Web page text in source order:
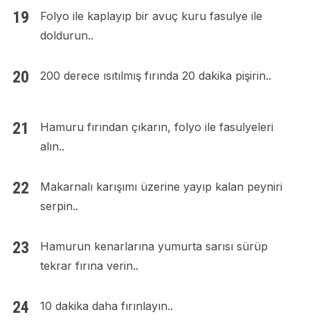
Folyo ile kaplayıp bir avuç kuru fasulye ile
doldurun..
200 derece ısıtılmış fırında 20 dakika pişirin..
Hamuru fırından çıkarın, folyo ile fasulyeleri
alın..
Makarnalı karışımı üzerine yayıp kalan peyniri
serpin..
Hamurun kenarlarına yumurta sarısı sürüp
tekrar fırına verin..
10 dakika daha fırınlayın..